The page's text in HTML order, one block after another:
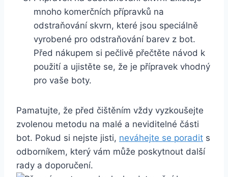
mnoho komerčních přípravků na
odstraňování ‌skvrn, ⁢které jsou speciálně
vyrobené pro odstraňování barev z⁤ bot.
Před nákupem si pečlivě přečtěte návod k
použití a ujistěte se, že je​ přípravek ‍vhodný
pro ‌vaše boty.
Pamatujte, že před čištěním vždy⁣ vyzkoušejte
zvolenou metodu na malé a neviditelné části
bot.‍ Pokud si ⁣nejste jisti, neváhejte se poradit s
odborníkem, který vám může poskytnout další​
rady a doporučení.